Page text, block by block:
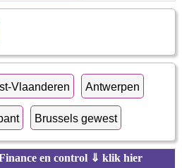
Vlaanderen Antwerpen
Brussels gewest
en control ⇓ klik hier